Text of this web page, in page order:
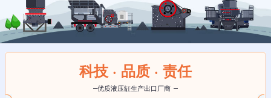
科技 · 品质 · 责任
优质液压缸生产出口厂商